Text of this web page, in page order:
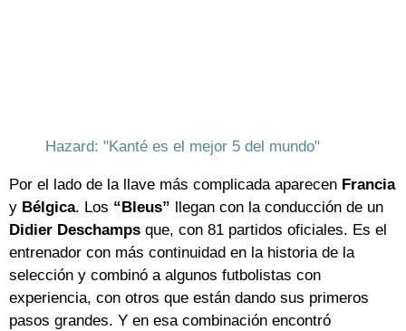
Hazard: "Kanté es el mejor 5 del mundo"
Por el lado de la llave más complicada aparecen Francia
y Bélgica. Los “Bleus” llegan con la conducción de un
Didier Deschamps que, con 81 partidos oficiales. Es el
entrenador con más continuidad en la historia de la
selección y combinó a algunos futbolistas con
experiencia, con otros que están dando sus primeros
pasos grandes. Y en esa combinación encontró